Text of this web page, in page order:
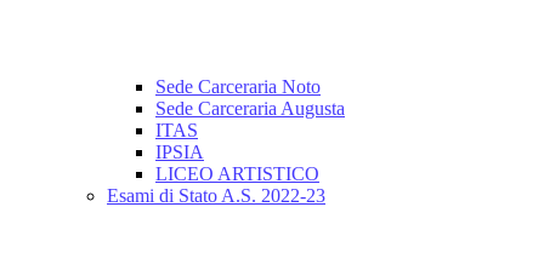
Sede Carceraria Noto
Sede Carceraria Augusta
ITAS
IPSIA
LICEO ARTISTICO
Esami di Stato A.S. 2022-23